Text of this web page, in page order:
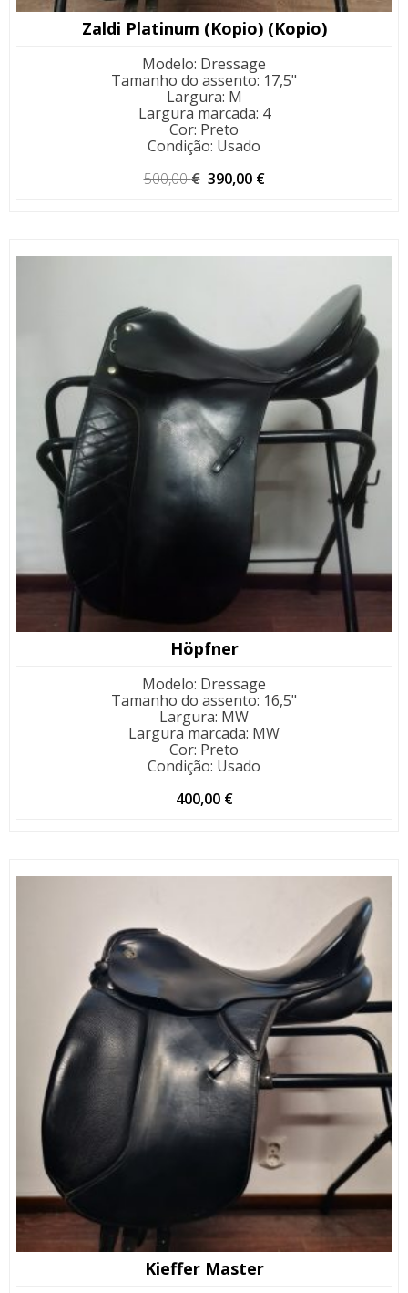
Zaldi Platinum (Kopio) (Kopio)
Modelo: Dressage
Tamanho do assento: 17,5"
Largura: M
Largura marcada: 4
Cor: Preto
Condição: Usado
500,00€ O
390,00 €
Höpfner
Modelo: Dressage
Tamanho do assento: 16,5"
Largura: MW
Largura marcada: MW
Cor: Preto
Condição: Usado
400,00 €
Kieffer Master